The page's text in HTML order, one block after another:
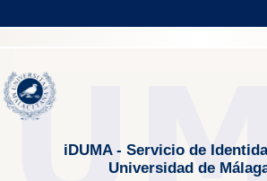
iDUMA - Servicio de
Universidad de